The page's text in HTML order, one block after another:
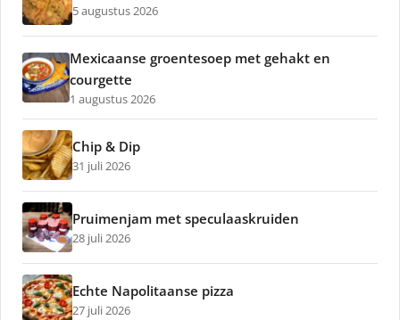
5 augustus 2026
Mexicaanse groentesoep met gehakt en
courgette
1 augustus 2026
Chip & Dip
31 juli 2026
Pruimenjam met speculaaskruiden
28 juli 2026
Echte Napolitaanse pizza
27 juli 2026